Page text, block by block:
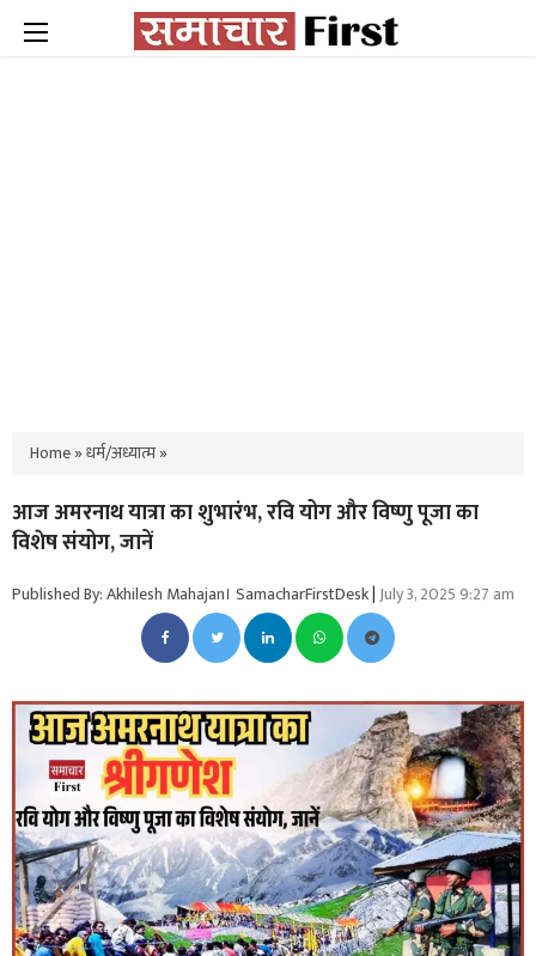
Home»धर्म/अध्यात्म»
आज अमरनाथ यात्रा का शुभारंभ, रवि योग और विष्णु पूजा का
विशेष संयोग, जानें
Published By: Akhilesh Mahajan। SamacharFirstDesk|July 3, 2025 9:27 am